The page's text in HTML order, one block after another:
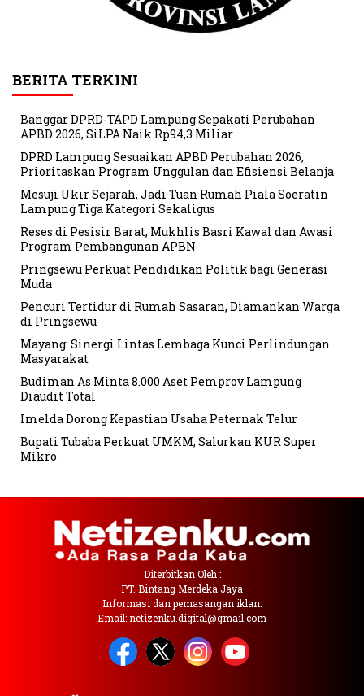
BERITA TERKINI
Banggar DPRD-TAPD Lampung Sepakati Perubahan
APBD 2026, SiLPA Naik Rp94,3 Miliar
DPRD Lampung Sesuaikan APBD Perubahan 2026,
Prioritaskan Program Unggulan dan Efisiensi Belanja
Mesuji Ukir Sejarah, Jadi Tuan Rumah Piala Soeratin
Lampung Tiga Kategori Sekaligus
Reses di Pesisir Barat, Mukhlis Basri Kawal dan Awasi
Program Pembangunan APBN
Pringsewu Perkuat Pendidikan Politik bagi Generasi
Muda
Pencuri Tertidur di Rumah Sasaran, Diamankan Warga
di Pringsewu
Mayang: Sinergi Lintas Lembaga Kunci Perlindungan
Masyarakat
Budiman As Minta 8.000 Aset Pemprov Lampung
Diaudit Total
Imelda Dorong Kepastian Usaha Peternak Telur
Bupati Tubaba Perkuat UMKM, Salurkan KUR Super
Mikro
Diterbitkan Oleh :
PT. Bintang Merdeka Jaya
Informasi dan pemasangan iklan:
Email: netizenku.digital@gmail.com